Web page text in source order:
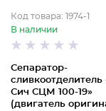
Сепаратор-
Сич СЦМ 100-19»
(двигатель
Код товара: 1974-1
В наличии